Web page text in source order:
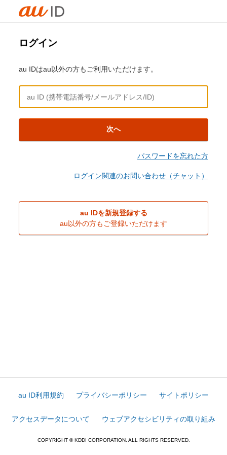
ログイン
au IDはau以外の方もご利用いただけます。
次へ
パスワードを忘れた方
ログイン関連のお問い合わせ（チャット）
au IDを新規登録する
au以外の方もご登録いただけます
au ID利用規約 プライバシーポリシー サイトポリシー
アクセスデータについて ウェブアクセシビリティの取り組み
COPYRIGHT © KDDI CORPORATION. ALL RIGHTS RESERVED.